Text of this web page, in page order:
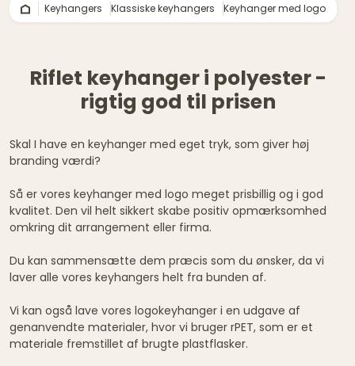
Keyhangers Klassiske keyhangers Keyhanger med logo
Riflet keyhanger i polyester -
rigtig god til prisen
Skal I have en keyhanger med eget tryk, som giver høj
branding værdi?
Så er vores keyhanger med logo meget prisbillig og i god
kvalitet. Den vil helt sikkert skabe positiv opmærksomhed
omkring dit arrangement eller firma.
Du kan sammensætte dem præcis som du ønsker, da vi
laver alle vores keyhangers helt fra bunden af.
Vi kan også lave vores logokeyhanger i en udgave af
genanvendte materialer, hvor vi bruger rPET, som er et
materiale fremstillet af brugte plastflasker.